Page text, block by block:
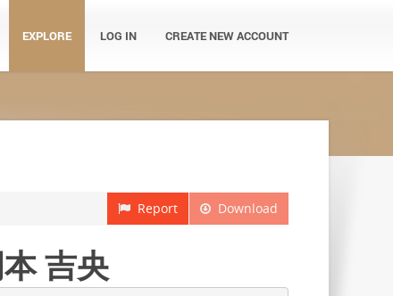
EXPLORE LOG IN CREATE NEW ACCOUNT
Download
Report
吉央